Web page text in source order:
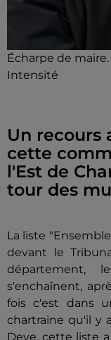
Écharpe de
Intensité
Un recours
cette
l'Est de
tour des
La liste
devant le
département,
s'enchaînent,
fois c'est dans
chartraine qu'il y
Deye, cette liste a